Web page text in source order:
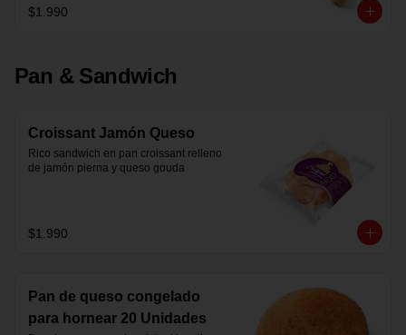
$1.990
Pan & Sandwich
Croissant Jamón Queso
Rico sandwich en pan croissant relleno
de jamón pierna y queso gouda
$1.990
Pan de queso congelado
para hornear 20 Unidades